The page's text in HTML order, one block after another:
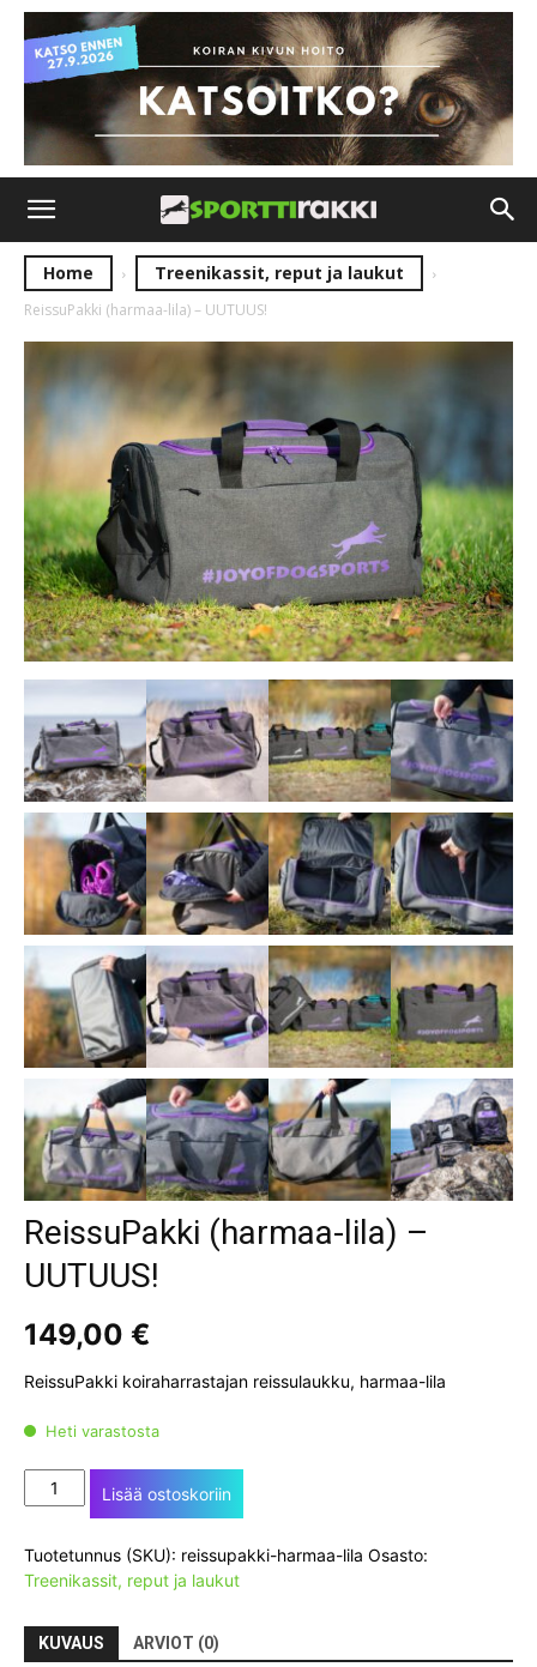
Home Treenikassit, reput ja laukut
ReissuPakki (harmaa-lila) – UUTUUS!
ReissuPakki (harmaa-lila) –
UUTUUS!
149,00 €
ReissuPakki koiraharrastajan reissulaukku, harmaa-lila
Heti varastosta
ReissuPakki
(harmaa-
-
UUTUUS!
Lisää ostoskoriin
Tuotetunnus (SKU): reissupakki-harmaa-lila Osasto:
Treenikassit, reput ja laukut
KUVAUS ARVIOT (0)